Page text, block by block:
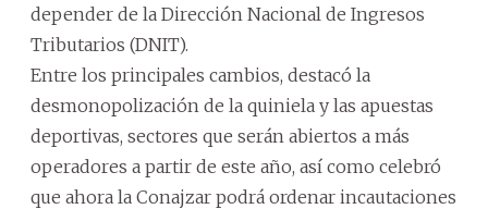
depender de la Dirección Nacional de Ingresos
Tributarios (DNIT).
Entre los principales cambios, destacó la
desmonopolización de la quiniela y las apuestas
deportivas, sectores que serán abiertos a más
operadores a partir de este año, así como celebró
que ahora la Conajzar podrá ordenar incautaciones